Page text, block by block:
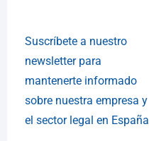
Suscríbete a nuestro
newsletter para
mantenerte informado
sobre nuestra empresa y
el sector legal en España